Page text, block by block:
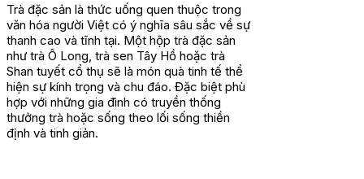
Trà đặc sản là thức uống quen thuộc trong
văn hóa người Việt có ý nghĩa sâu sắc về sự
thanh cao và tĩnh tại. Một hộp trà đặc sản
như trà Ô Long, trà sen Tây Hồ hoặc trà
Shan tuyết cổ thụ sẽ là món quà tinh tế thể
hiện sự kính trọng và chu đáo. Đặc biệt phù
hợp với những gia đình có truyền thống
thưởng trà hoặc sống theo lối sống thiền
định và tinh giản.